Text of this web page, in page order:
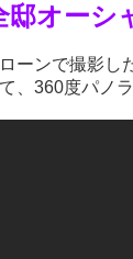
邸オーシ
ーンで撮影し
、360度パノ